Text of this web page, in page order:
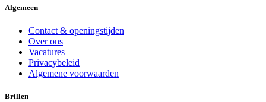
Algemeen
Contact & openingstijden
Over ons
Vacatures
Privacybeleid
Algemene voorwaarden
Brillen